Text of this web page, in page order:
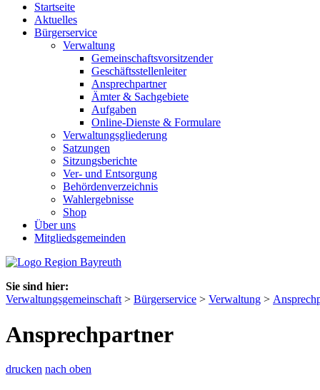
Startseite
Aktuelles
Bürgerservice
Verwaltung
Gemeinschaftsvorsitzender
Geschäftsstellenleiter
Ansprechpartner
Ämter & Sachgebiete
Aufgaben
Online-Dienste & Formulare
Verwaltungsgliederung
Satzungen
Sitzungsberichte
Ver- und Entsorgung
Behördenverzeichnis
Wahlergebnisse
Shop
Über uns
Mitgliedsgemeinden
Sie sind hier:
Verwaltungsgemeinschaft > Bürgerservice > Verwaltung >
Ansprechpartner
drucken nach oben